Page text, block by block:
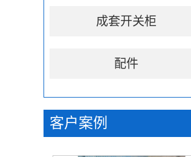
成套开关柜
配件
客户案例